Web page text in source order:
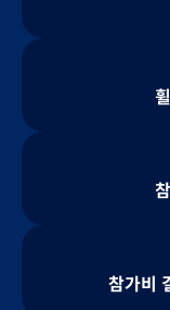
참가비